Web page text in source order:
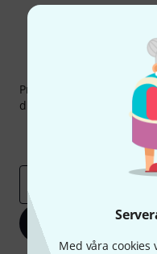
Med våra
Prenumererar på
du kan med lite tur